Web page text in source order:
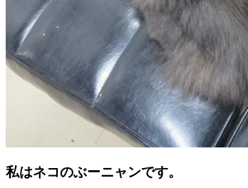
私はネコのぶーニャンです。